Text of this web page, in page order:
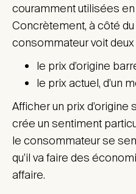
couramment utilisées
Concrètement, à côté du
consommateur voit
le prix d’origine
le prix actuel, d’un
Afficher un prix d’origine
crée un sentiment
le consommateur se
qu’il va faire des
affaire.